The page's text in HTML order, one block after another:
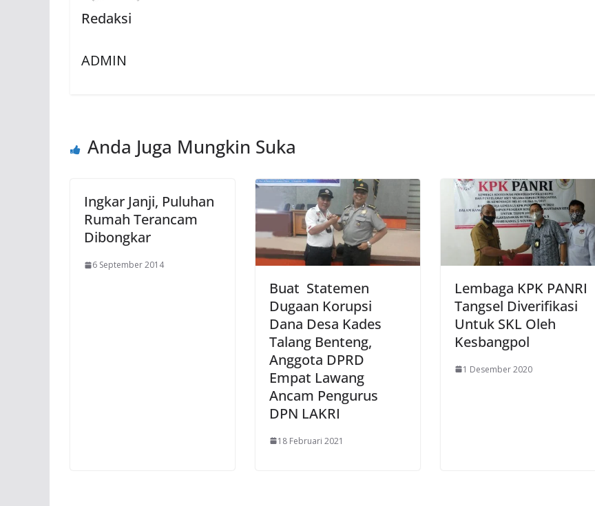
Redaksi
ADMIN
Anda Juga Mungkin Suka
Ingkar Janji, Puluhan
Rumah Terancam
Dibongkar
6 September 2014
Buat Statemen
Dugaan Korupsi
Dana Desa Kades
Talang Benteng,
Anggota DPRD
Empat Lawang
Ancam Pengurus
DPN LAKRI
18 Februari 2021
Lembaga KPK PANRI
Tangsel Diverifikasi
Untuk SKL Oleh
Kesbangpol
1 Desember 2020